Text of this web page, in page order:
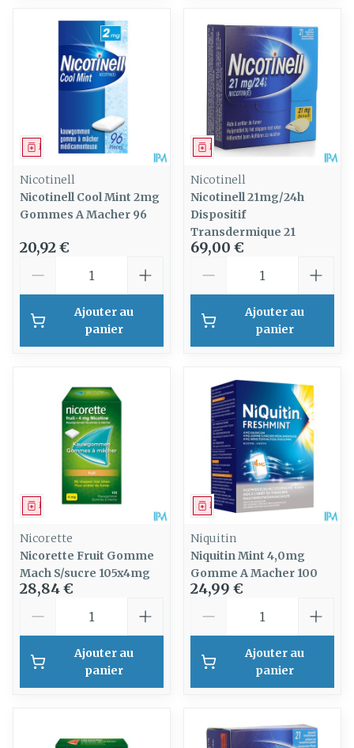
Médicament
Nicotinell
Nicotinell Cool Mint 2mg
Gommes A Macher 96
20,92 €
Ajouter au
panier
Médicament
Nicotinell
Nicotinell 21mg/24h
Dispositif
Transdermique 21
69,00 €
Ajouter au
panier
Médicament
Nicorette
Nicorette Fruit Gomme
Mach S/sucre 105x4mg
28,84 €
Ajouter au
panier
Médicament
Niquitin
Niquitin Mint 4,0mg
Gomme A Macher 100
24,99 €
Ajouter au
panier